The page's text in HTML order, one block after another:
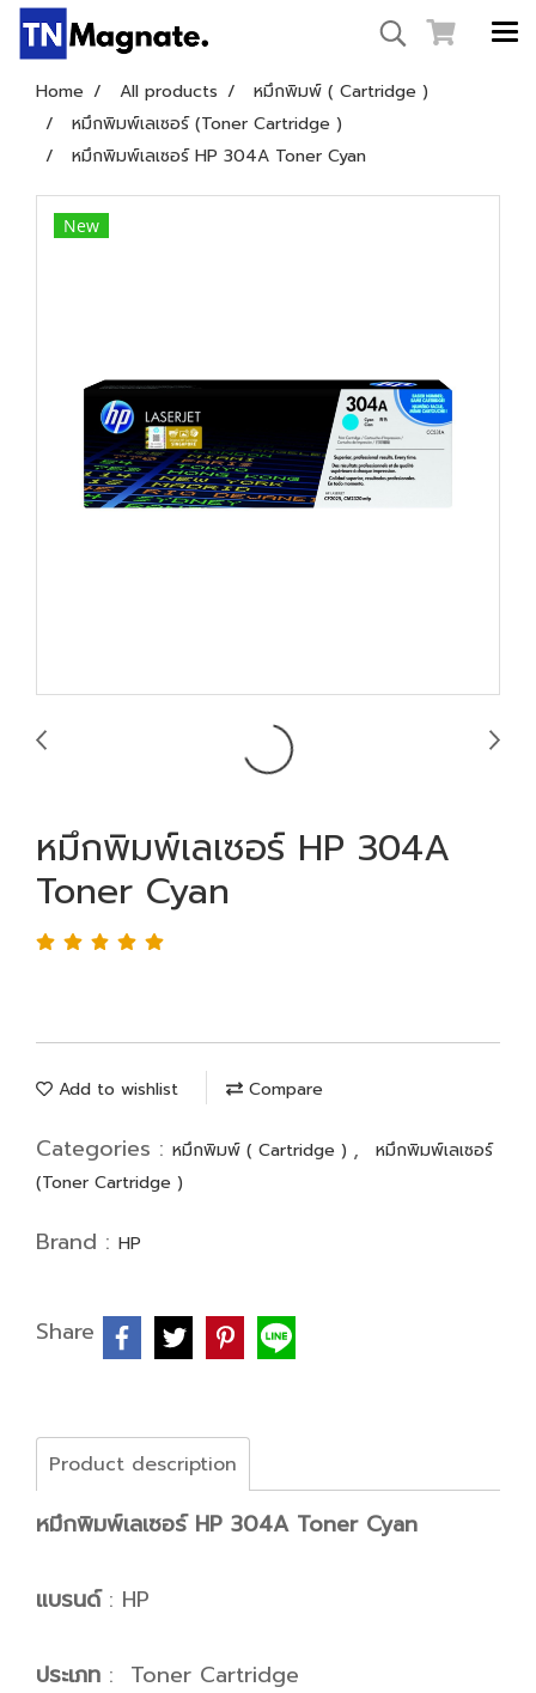
Home All products
หมึกพิมพ์ ( Cartridge )
หมึกพิมพ์เลเซอร์ (Toner Cartridge )
หมึกพิมพ์เลเซอร์ HP 304A Toner Cyan
New
หมึกพิมพ์เลเซอร์ HP 304A
Toner Cyan
Add to wishlist Compare
Categories : หมึกพิมพ์ ( Cartridge ) ,
หมึกพิมพ์เลเซอร์
(Toner Cartridge )
Brand : HP
Share
Product description
หมึกพิมพ์เลเซอร์ HP 304A Toner Cyan
แบรนด์: HP
ประเภท : Toner Cartridge